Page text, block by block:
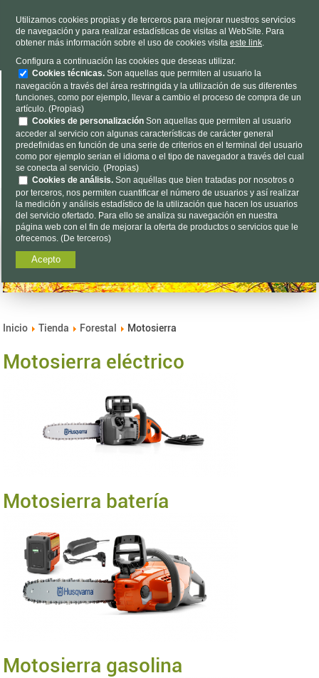
HORARIOL-V 9h a 19h S 9h a 13h
Dónde estamos |Contacto| Nosotros
Encuéntalo aquí...
Inicio Tienda Forestal Motosierra
Motosierra eléctrico
Motosierra batería
Motosierra gasolina
Utilizamos cookies propias y de terceros para mejorar nuestros servicios
de navegación y para realizar estadísticas de visitas al WebSite. Para
obtener más información sobre el uso de cookies visita este link.
Configura a continuación las cookies que deseas utilizar.
Cookies técnicas. Son aquellas que permiten al usuario la
navegación a través del área restringida y la utilización de sus diferentes
funciones, como por ejemplo, llevar a cambio el proceso de compra de un
artículo. (Propias)
Cookies de personalización Son aquellas que permiten al usuario
acceder al servicio con algunas características de carácter general
predefinidas en función de una serie de criterios en el terminal del usuario
como por ejemplo serian el idioma o el tipo de navegador a través del cual
se conecta al servicio. (Propias)
Cookies de análisis. Son aquéllas que bien tratadas por nosotros o
por terceros, nos permiten cuantificar el número de usuarios y así realizar
la medición y análisis estadístico de la utilización que hacen los usuarios
del servicio ofertado. Para ello se analiza su navegación en nuestra
página web con el fin de mejorar la oferta de productos o servicios que le
ofrecemos. (De terceros)
Acepto